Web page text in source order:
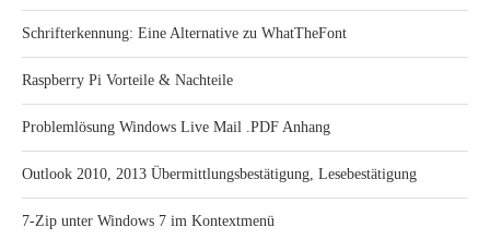
Schrifterkennung: Eine Alternative zu WhatTheFont
Raspberry Pi Vorteile & Nachteile
Problemlösung Windows Live Mail .PDF Anhang
Outlook 2010, 2013 Übermittlungsbestätigung, Lesebestätigung
7-Zip unter Windows 7 im Kontextmenü